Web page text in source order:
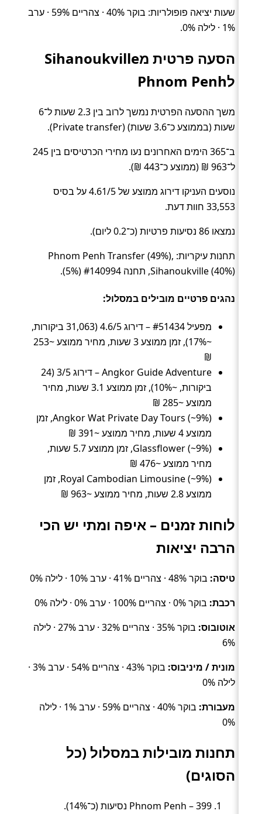
שעות יציאה פופולריות: בוקר 40% · צהריים 59% · ערב
1% · לילה 0%.
הסעה פרטית מSihanoukville
לPhnom Penh
משך ההסעה הפרטית נמשך לרוב בין 2.3 שעות ל־6
שעות (בממוצע כ־3.6 שעות) (Private transfer).
ב־365 הימים האחרונים נעו מחירי הכרטיסים בין 245
ל־963 ₪ (ממוצע כ־443 ₪).
נוסעים העניקו דירוג ממוצע של 4.61/5 על בסיס
33,553 חוות דעת.
נמצאו 86 נסיעות פרטיות (כ־0.2 ליום).
תחנות עיקריות: Phnom Penh Transfer (49%),
Sihanoukville (40%), תחנה #140994 (5%).
נהגים פרטיים מובילים במסלול:
מפעיל #51434 – דירוג 4.6/5 (31,063 ביקורות,
~17%), זמן ממוצע 3 שעות, מחיר ממוצע ~253
₪
Angkor Guide Adventure – דירוג 3/5 (24
ביקורות, ~10%), זמן ממוצע 3.1 שעות, מחיר
ממוצע ~285 ₪
Angkor Wat Private Day Tours (~9%), זמן
ממוצע 4 שעות, מחיר ממוצע ~391 ₪
Glassflower (~9%), זמן ממוצע 5.7 שעות,
מחיר ממוצע ~476 ₪
Royal Cambodian Limousine (~9%), זמן
ממוצע 2.8 שעות, מחיר ממוצע ~963 ₪
לוחות זמנים – איפה ומתי יש הכי
הרבה יציאות
טיסה: בוקר 48% · צהריים 41% · ערב 10% · לילה 0%
רכבת: בוקר 0% · צהריים 100% · ערב 0% · לילה 0%
אוטובוס:
בוקר 35% · צהריים 32% · ערב 27% · לילה
6%
מונית / מיניבוס:
בוקר 43% · צהריים 54% · ערב 3% ·
לילה 0%
מעבורת:
בוקר 40% · צהריים 59% · ערב 1% · לילה
0%
תחנות מובילות במסלול (כל
הסוגים)
Phnom Penh – 399 נסיעות (כ־14%).